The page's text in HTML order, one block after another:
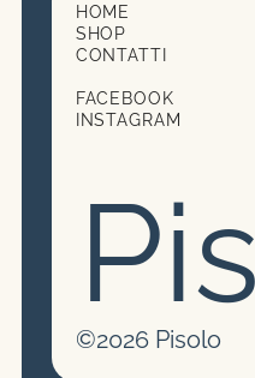
Subtotale:
VISUALIZZA CARRELLO
HOME
SHOP
CONTATTI
FACEBOOK
INSTAGRAM
©2026 Pisolo